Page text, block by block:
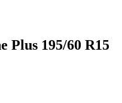
Plus 195/60 R15